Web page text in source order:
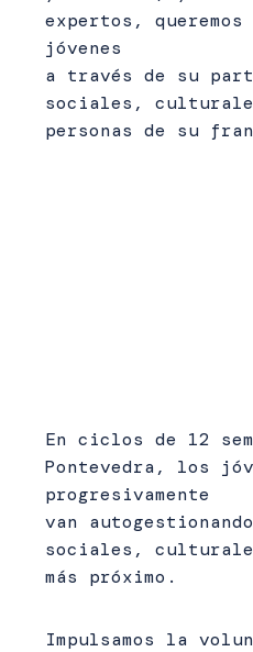
expertos,
jóvenes
a través de su
sociales,
personas de su
En ciclos de 12
Pontevedra, los
progresivamente
van
sociales,
más próximo.
Impulsamos la